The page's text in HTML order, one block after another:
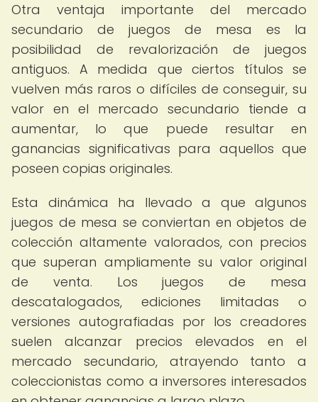
Otra ventaja importante del mercado
secundario de juegos de mesa es la
posibilidad de revalorización de juegos
antiguos. A medida que ciertos títulos se
vuelven más raros o difíciles de conseguir, su
valor en el mercado secundario tiende a
aumentar, lo que puede resultar en
ganancias significativas para aquellos que
poseen copias originales.
Esta dinámica ha llevado a que algunos
juegos de mesa se conviertan en objetos de
colección altamente valorados, con precios
que superan ampliamente su valor original
de venta. Los juegos de mesa
descatalogados, ediciones limitadas o
versiones autografiadas por los creadores
suelen alcanzar precios elevados en el
mercado secundario, atrayendo tanto a
coleccionistas como a inversores interesados